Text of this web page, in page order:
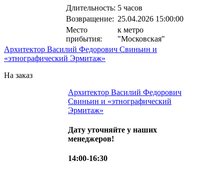
Длительность: 5 часов
Возвращение: 25.04.2026 15:00:00
Место
прибытия:
к метро
"Московская"
Архитектор Василий Федорович Свиньин и
«этнографический Эрмитаж»
На заказ
Архитектор Василий Федорович
Свиньин и «этнографический
Эрмитаж»
Дату уточняйте у наших
менеджеров!
14:00-16:30